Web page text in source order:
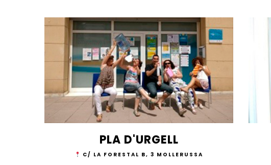
PLA D'URGELL
C/ LA FORESTAL B, 3 MOLLERUSSA